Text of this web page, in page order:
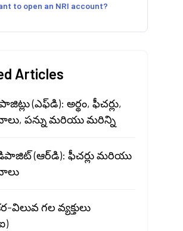
to open an NRI account?
Articles
(ఎఫ్‌డి): అర్థం, ఫీచర్లు,
పన్ను మరియు మరిన్ని
(ఆర్‌డి): ఫీచర్లు మరియు
విలువ గల వ్యక్తులు